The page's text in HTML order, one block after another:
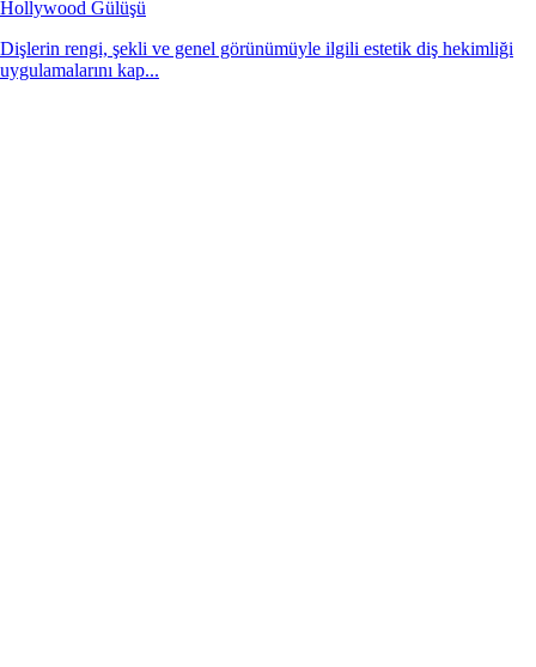
Hollywood Gülüşü
Dişlerin rengi, şekli ve genel görünümüyle ilgili estetik diş hekimliği
uygulamalarını kap...